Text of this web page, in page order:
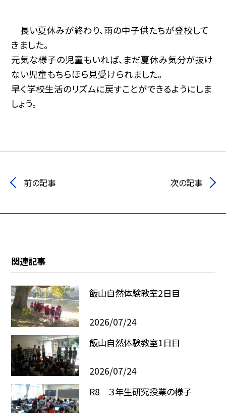
長い夏休みが終わり、雨の中子供たちが登校して
きました。
元気な様子の児童もいれば、まだ夏休み気分が抜け
ない児童もちらほら見受けられました。
早く学校生活のリズムに戻すことができるようにしま
しょう。
前の記事 次の記事
関連記事
飯山自然体験教室2日目
2026/07/24
飯山自然体験教室1日目
2026/07/24
R8 ３年生研究授業の様子